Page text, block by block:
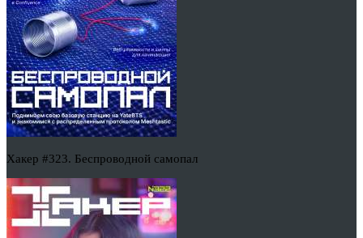
Хакер #323. Беспроводной самопал